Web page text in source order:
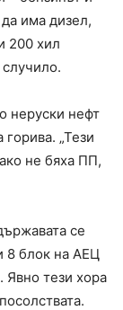
има дизел,
200 хил
неруски нефт
„Тези
не бяха ПП,
се
8 блок на АЕЦ
Явно тези хора